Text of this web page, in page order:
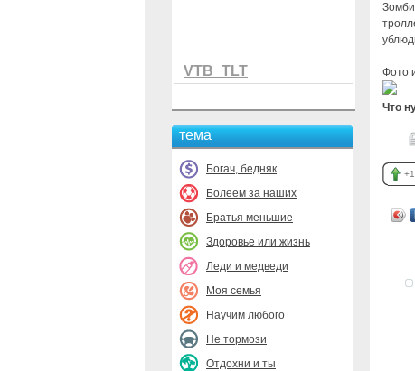
VTB_TLT
тема
Богач, бедняк
Болеем за наших
Братья меньшие
Здоровье или жизнь
Леди и медведи
Моя семья
Научим любого
Не тормози
Отдохни и ты
Фото
Что